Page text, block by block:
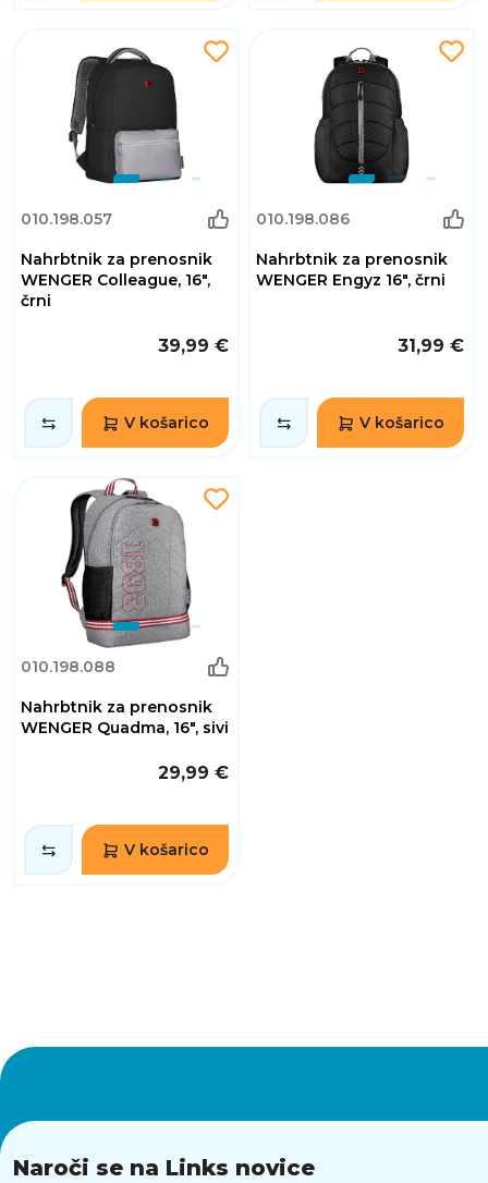
010.198.057
Nahrbtnik za prenosnik
WENGER Colleague, 16",
črni
39,99 €
V košarico
010.198.086
Nahrbtnik za prenosnik
WENGER Engyz 16", črni
31,99 €
V košarico
010.198.088
Nahrbtnik za prenosnik
WENGER Quadma, 16", sivi
29,99 €
V košarico
Naroči se na Links novice